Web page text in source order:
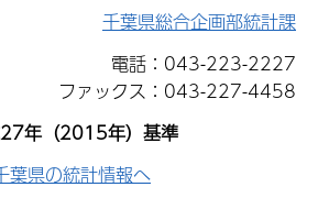
千葉県総合企画部統計課
電話：043-223-2227
ファックス：043-227-4458
年（2015年）基準
葉県の統計情報へ